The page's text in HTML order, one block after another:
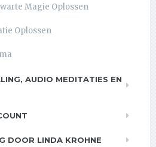
Magie Oplossen
Oplossen
AUDIO MEDITATIES EN
DOOR LINDA KROHNE